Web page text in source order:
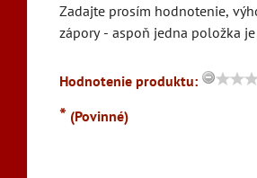
Zadajte prosím hodnotenie,
zápory - aspoň jedna položka
Hodnotenie produktu:
* (Povinné)